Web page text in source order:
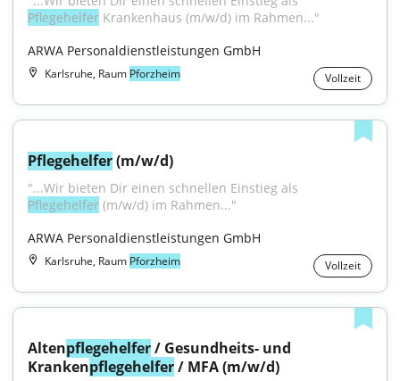
Pflegehelfer Krankenhaus (m/w/d) im Rahmen..."
ARWA Personaldienstleistungen GmbH
Karlsruhe, Raum Pforzheim Vollzeit
Pflegehelfer (m/w/d)
Pflegehelfer (m/w/d) im Rahmen..."
ARWA Personaldienstleistungen GmbH
Karlsruhe, Raum Pforzheim Vollzeit
Altenpflegehelfer / Gesundheits- und
Krankenpflegehelfer / MFA (m/w/d)